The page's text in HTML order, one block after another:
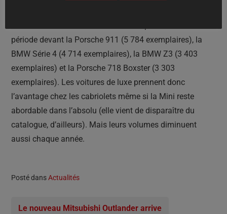
période devant la Porsche 911 (5 784 exemplaires), la
BMW Série 4 (4 714 exemplaires), la BMW Z3 (3 403
exemplaires) et la Porsche 718 Boxster (3 303
exemplaires). Les voitures de luxe prennent donc
l’avantage chez les cabriolets même si la Mini reste
abordable dans l’absolu (elle vient de disparaître du
catalogue, d’ailleurs). Mais leurs volumes diminuent
aussi chaque année.
Posté dansActualités
Le nouveau Mitsubishi Outlander arrive